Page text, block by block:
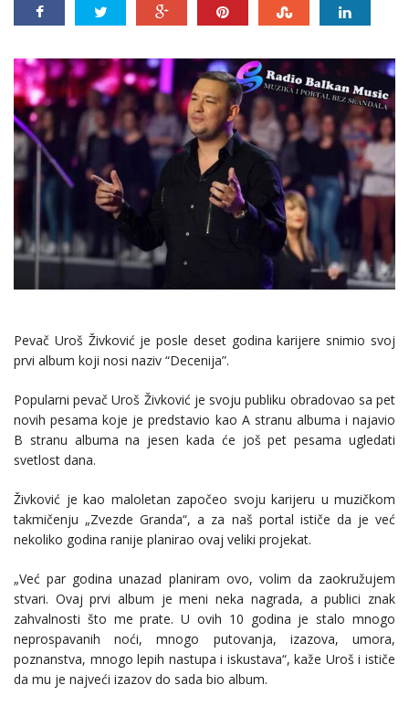
Pevač Uroš Živković je posle deset godina karijere snimio svoj
prvi album koji nosi naziv “Decenija”.
Popularni pevač Uroš Živković je svoju publiku obradovao sa pet
novih pesama koje je predstavio kao A stranu albuma i najavio
B stranu albuma na jesen kada će još pet pesama ugledati
svetlost dana.
Živković je kao maloletan započeo svoju karijeru u muzičkom
takmičenju „Zvezde Granda“, a za naš portal ističe da je već
nekoliko godina ranije planirao ovaj veliki projekat.
„Već par godina unazad planiram ovo, volim da zaokružujem
stvari. Ovaj prvi album je meni neka nagrada, a publici znak
zahvalnosti što me prate. U ovih 10 godina je stalo mnogo
neprospavanih noći, mnogo putovanja, izazova, umora,
poznanstva, mnogo lepih nastupa i iskustava“, kaže Uroš i ističe
da mu je najveći izazov do sada bio album.